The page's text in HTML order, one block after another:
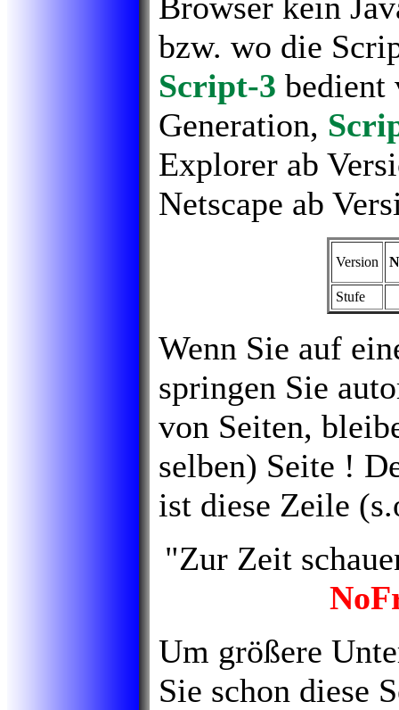
bzw. wo die
Script-3 bedient
Generation,
Explorer ab
Netscape ab
Version
Stufe
Wenn Sie auf
springen Sie
von Seiten,
selben) Seite !
ist diese Zeile
"Zur Zeit
Um größere
Sie schon diese